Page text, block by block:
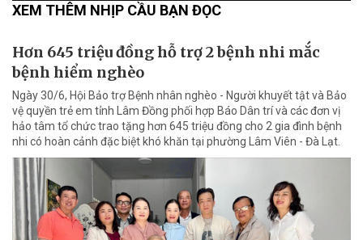
XEM THÊM NHỊP CẦU BẠN ĐỌC
Hơn 645 triệu đồng hỗ trợ 2 bệnh nhi mắc
bệnh hiểm nghèo
Ngày 30/6, Hội Bảo trợ Bệnh nhân nghèo - Người khuyết tật và Bảo
vệ quyền trẻ em tỉnh Lâm Đồng phối hợp Báo Dân trí và các đơn vị
hảo tâm tổ chức trao tặng hơn 645 triệu đồng cho 2 gia đình bệnh
nhi có hoàn cảnh đặc biệt khó khăn tại phường Lâm Viên - Đà Lạt.